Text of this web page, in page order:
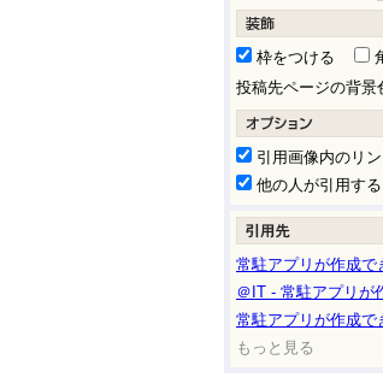
枠をつける
投稿先ページの背景
引用画像内のリ
他の人が引用す
常駐アプリが作成で
＠IT - 常駐アプリが
常駐アプリが作成で
もっと見る